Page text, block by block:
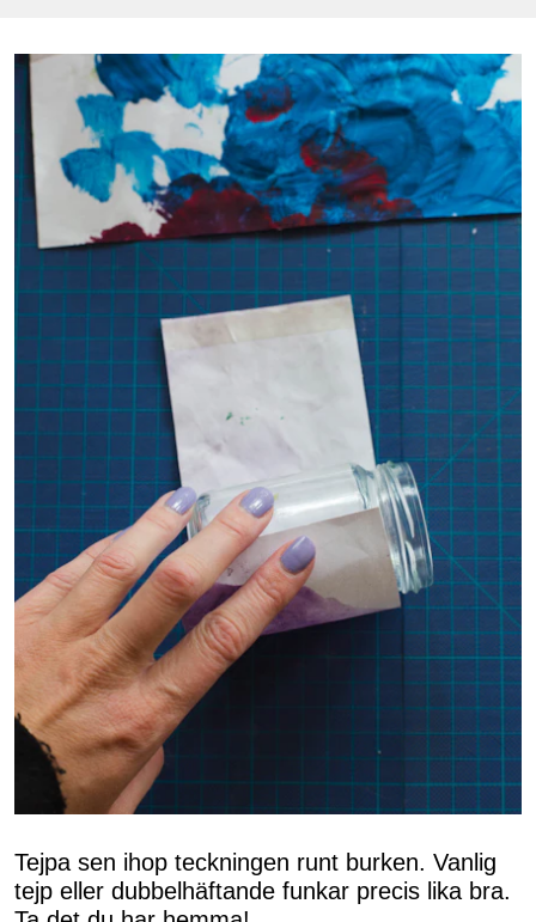
Tejpa sen ihop teckningen runt burken. Vanlig
tejp eller dubbelhäftande funkar precis lika bra.